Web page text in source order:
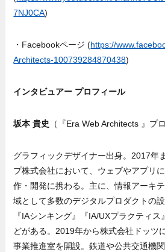
7NJ0CA)
・Facebookページ (https://
Architects-100739284870438)
インタビュアー プロフィール
坂本 貴史 （『Era Web Architects 』プ
グラフィックデザイナー出身。2017年
プ株式会社において、ウェブやアプリ
作・開発に携わる。主に、情報アーキ
域として多数のデジタルプロダクトの
『IAシンキング』『IA/UXプラクティ
どがある。2019年から株式会社ドッツ
事業推進室を開設。鉄道や公共交通機